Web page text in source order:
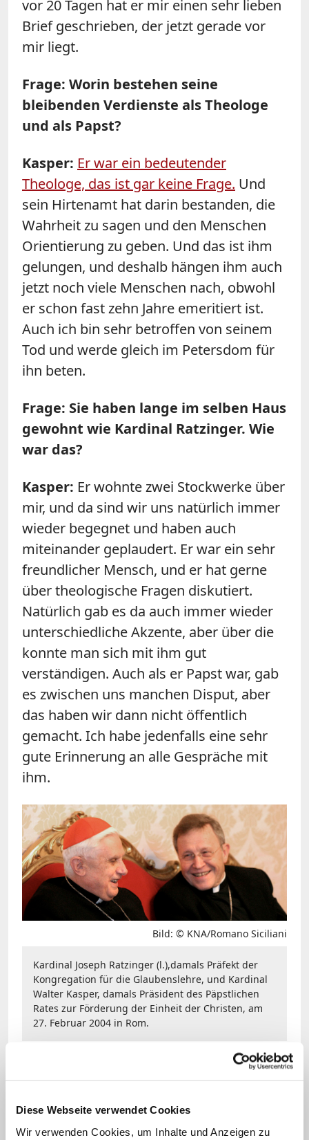
Diese Webseite verwendet Cookies
Wir verwenden Cookies, um Inhalte und Anzeigen zu
vor 20 Tagen hat er mir einen sehr lieben
Brief geschrieben, der jetzt gerade vor
mir liegt.
Frage: Worin bestehen seine
bleibenden Verdienste als Theologe
und als Papst?
Kasper: Er war ein bedeutender
Theologe, das ist gar keine Frage. Und
sein Hirtenamt hat darin bestanden, die
Wahrheit zu sagen und den Menschen
Orientierung zu geben. Und das ist ihm
gelungen, und deshalb hängen ihm auch
jetzt noch viele Menschen nach, obwohl
er schon fast zehn Jahre emeritiert ist.
Auch ich bin sehr betroffen von seinem
Tod und werde gleich im Petersdom für
ihn beten.
Frage: Sie haben lange im selben Haus
gewohnt wie Kardinal Ratzinger. Wie
war das?
Kasper: Er wohnte zwei Stockwerke über
mir, und da sind wir uns natürlich immer
wieder begegnet und haben auch
miteinander geplaudert. Er war ein sehr
freundlicher Mensch, und er hat gerne
über theologische Fragen diskutiert.
Natürlich gab es da auch immer wieder
unterschiedliche Akzente, aber über die
konnte man sich mit ihm gut
verständigen. Auch als er Papst war, gab
es zwischen uns manchen Disput, aber
das haben wir dann nicht öffentlich
gemacht. Ich habe jedenfalls eine sehr
gute Erinnerung an alle Gespräche mit
ihm.
Bild: © KNA/Romano Siciliani
Kardinal Joseph Ratzinger (l.),damals Präfekt der
Kongregation für die Glaubenslehre, und Kardinal
Walter Kasper, damals Präsident des Päpstlichen
Rates zur Förderung der Einheit der Christen, am
27. Februar 2004 in Rom.
Frage: Und wie hat er die Entwicklung
Deutschland in den letzten Jahren
gesehen? Hat er denSynodalen Weg